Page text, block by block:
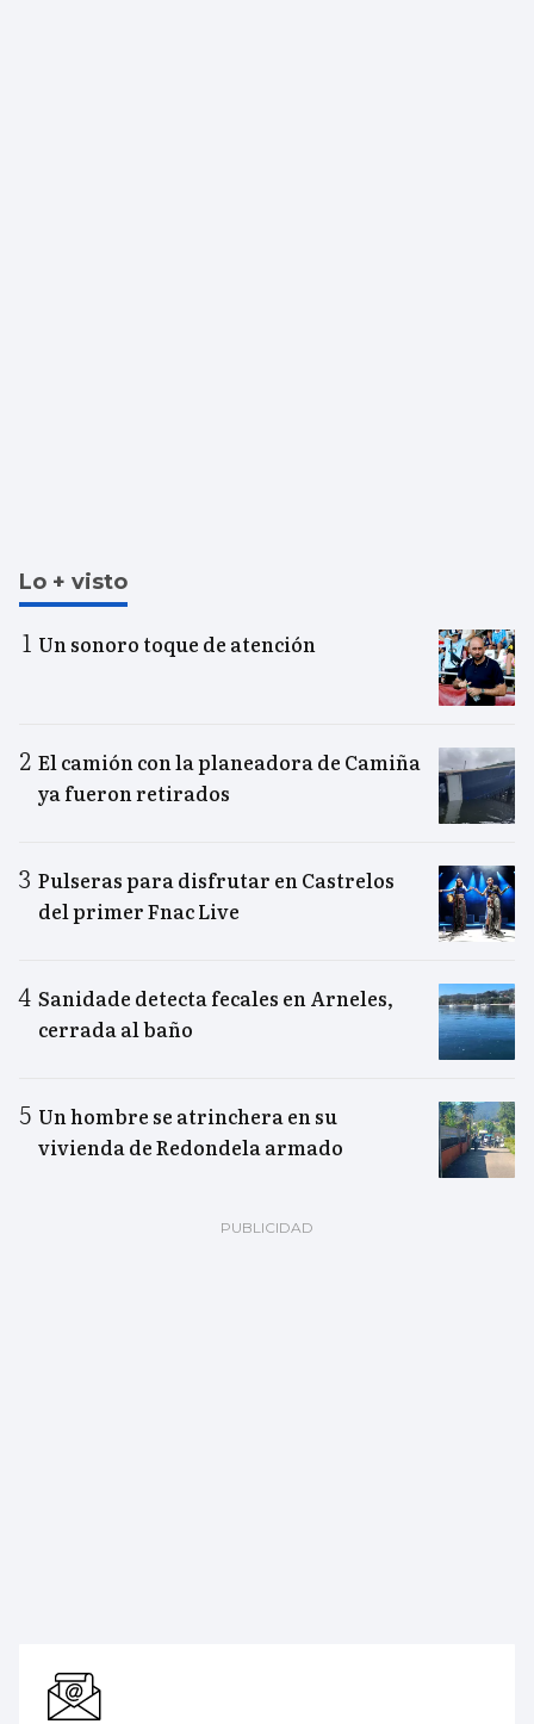
Lo + visto
Un sonoro toque de atención
El camión con la planeadora de Camiña
ya fueron retirados
Pulseras para disfrutar en Castrelos
del primer Fnac Live
Sanidade detecta fecales en Arneles,
cerrada al baño
Un hombre se atrinchera en su
vivienda de Redondela armado